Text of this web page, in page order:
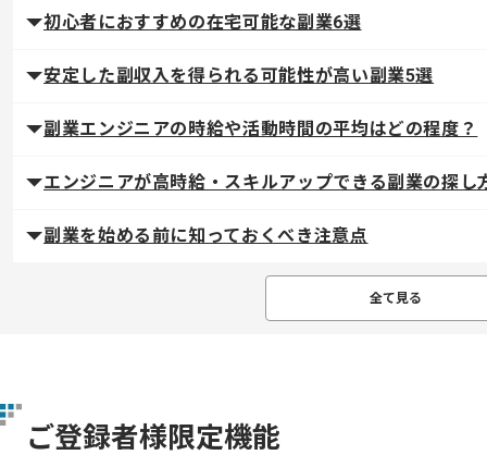
初心者におすすめの在宅可能な副業6選
安定した副収入を得られる可能性が高い副業5選
副業エンジニアの時給や活動時間の平均はどの程度？
エンジニアが高時給・スキルアップできる副業の探し
副業を始める前に知っておくべき注意点
全て見る
ご登録者様限定機能